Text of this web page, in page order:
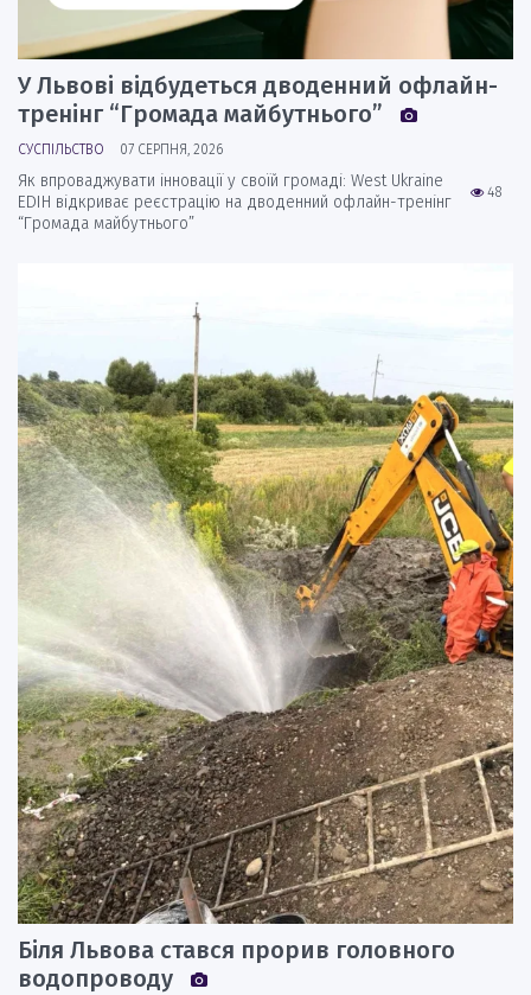
У Львові відбудеться дводенний офлайн-
тренінг “Громада майбутнього”
СУСПІЛЬСТВО 07 СЕРПНЯ, 2026
48
Як впроваджувати інновації у своїй громаді: West Ukraine
EDIH відкриває реєстрацію на дводенний офлайн-тренінг
“Громада майбутнього”
Біля Львова стався прорив головного
водопроводу